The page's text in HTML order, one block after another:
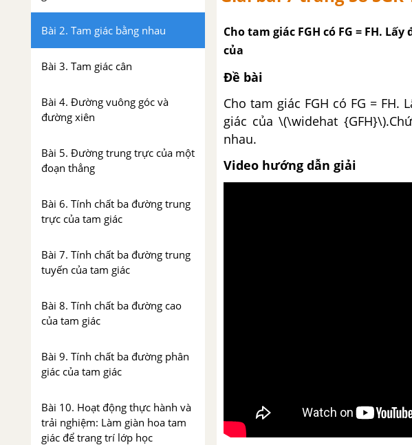
Bài 2. Tam giác bằng nhau
Bài 3. Tam giác cân
Bài 4. Đường vuông góc và
đường xiên
Bài 5. Đường trung trực của một
đoạn thẳng
Bài 6. Tính chất ba đường trung
trực của tam giác
Bài 7. Tính chất ba đường trung
tuyến của tam giác
Bài 8. Tính chất ba đường cao
của tam giác
Bài 9. Tính chất ba đường phân
giác của tam giác
Bài 10. Hoạt động thực hành và
trải nghiệm: Làm giàn hoa tam
giác để trang trí lớp học
Cho tam giác FGH có FG = FH.
của
Đề bài
Cho tam giác FGH có FG =
giác của \(\widehat
nhau.
Video hướng dẫn giải